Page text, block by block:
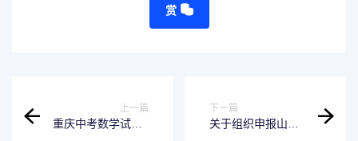
赏
上一篇
重庆中考数学试卷b
下一篇
关于组织申报山东